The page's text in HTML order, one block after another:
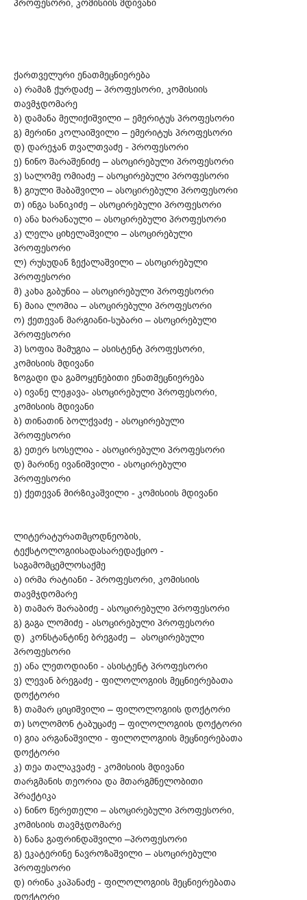
პროფესორი, კომისიის მდივანი
ქართველური ენათმეცნიერება
ა) რამაზ ქურდაძე – პროფესორი, კომისიის
თავმჯდომარე
ბ) დამანა მელიქიშვილი – ემერიტუს პროფესორი
გ) მერინი კოლაიშვილი – ემერიტუს პროფესორი
დ) დარეჯან თვალთვაძე - პროფესორი
ე) ნინო შარაშენიძე – ასოცირებული პროფესორი
ვ) სალომე ომიაძე – ასოცირებული პროფესორი
ზ) გიული შაბაშვილი – ასოცირებული პროფესორი
თ) ინგა სანიკიძე – ასოცირებული პროფესორი
ი) ანა ხარანაული – ასოცირებული პროფესორი
კ) ლელა ციხელაშვილი – ასოცირებული
პროფესორი
ლ) რუსუდან ზექალაშვილი – ასოცირებული
პროფესორი
მ) კახა გაბუნია – ასოცირებული პროფესორი
ნ) მაია ლომია – ასოცირებული პროფესორი
ო) ქეთევან მარგიანი-სუბარი – ასოცირებული
პროფესორი
პ) სოფია შამუგია – ასისტენტ პროფესორი,
კომისიის მდივანი
ზოგადი და გამოყენებითი ენათმეცნიერება
ა) ივანე ლეჟავა- ასოცირებული პროფესორი,
კომისიის მდივანი
ბ) თინათინ ბოლქვაძე - ასოცირებული
პროფესორი
გ) ეთერ სოსელია - ასოცირებული პროფესორი
დ) მარინე ივანიშვილი - ასოცირებული
პროფესორი
ე) ქეთევან მირზიკაშვილი - კომისიის მდივანი
ლიტერატურათმცოდნეობის,
ტექსტოლოგიისადასარედაქციო -
საგამომცემლოსაქმე
ა) ირმა რატიანი - პროფესორი, კომისიის
თავმჯდომარე
ბ) თამარ შარაბიძე - ასოცირებული პროფესორი
გ) გაგა ლომიძე - ასოცირებული პროფესორი
დ) კონსტანტინე ბრეგაძე – ასოცირებული
პროფესორი
ე) ანა ლეთოდიანი - ასისტენტ პროფესორი
ვ) ლევან ბრეგაძე - ფილოლოგიის მეცნიერებათა
დოქტორი
ზ) თამარ ციციშვილი – ფილოლოგიის დოქტორი
თ) სოლომონ ტაბუცაძე – ფილოლოგიის დოქტორი
ი) გია არგანაშვილი - ფილოლოგიის მეცნიერებათა
დოქტორი
კ) თეა თალაკვაძე - კომისიის მდივანი
თარგმანის თეორია და მთარგმნელობითი
პრაქტიკა
ა) ნინო წერეთელი – ასოცირებული პროფესორი,
კომისიის თავმჯდომარე
ბ) ნანა გაფრინდაშვილი –პროფესორი
გ) ეკატერინე ნავროზაშვილი – ასოცირებული
პროფესორი
დ) ირინა კაპანაძე - ფილოლოგიის მეცნიერებათა
დოქტორი